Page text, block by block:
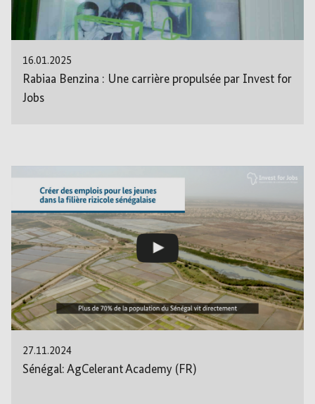
16.01.2025
Rabiaa Benzina : Une carrière propulsée par Invest for
Jobs
27.11.2024
Sénégal: AgCelerant Academy (FR)